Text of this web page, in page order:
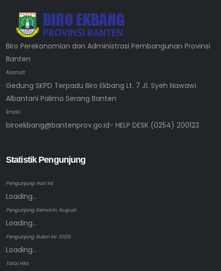
Biro Perekonomian dan Administrasi Pembangunan Provinsi
Banten
Alamat :
Gedung SKPD Terpadu Biro Ekbang Lt. 7 Jl. Syeh Nawawi
Albantani Palima Serang Banten
Email :
biroekbang@bantenprov.go.id- HELP DESK (0254) 200123
Statistik Pengunjung
Pengunjung Hari ini:
Loading...
Pengunjung Kemarin: August:
Loading...
Pengunjung Bulan ini: 2026:
Loading...
Total Hits: